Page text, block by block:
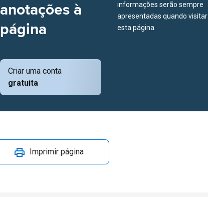
anotações à
página
Criar uma conta
gratuita
informações serão sempre
apresentadas quando visitar
esta página
Imprimir página